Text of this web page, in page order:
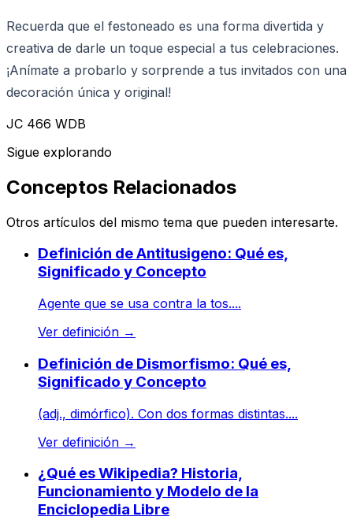
Recuerda que el festoneado es una forma divertida y
creativa de darle un toque especial a tus celebraciones.
¡Anímate a probarlo y sorprende a tus invitados con una
decoración única y original!
JC 466 WDB
Sigue explorando
Conceptos Relacionados
Otros artículos del mismo tema que pueden interesarte.
Definición de Antitusigeno: Qué es,
Significado y Concepto
Agente que se usa contra la tos....
Ver definición →
Definición de Dismorfismo: Qué es,
Significado y Concepto
(adj., dimórfico). Con dos formas distintas....
Ver definición →
¿Qué es Wikipedia? Historia,
Funcionamiento y Modelo de la
Enciclopedia Libre